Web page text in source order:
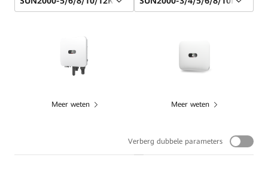
Smart
Nederland
Meer weten Meer weten
Verberg dubbele parameters